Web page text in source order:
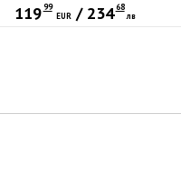
119 99
EUR/ 234 68
лв